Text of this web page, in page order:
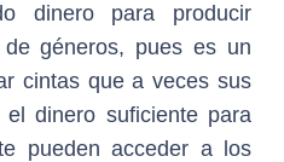
dinero para producir
géneros, pues es un
cintas que a veces sus
dinero suficiente para
pueden acceder a los